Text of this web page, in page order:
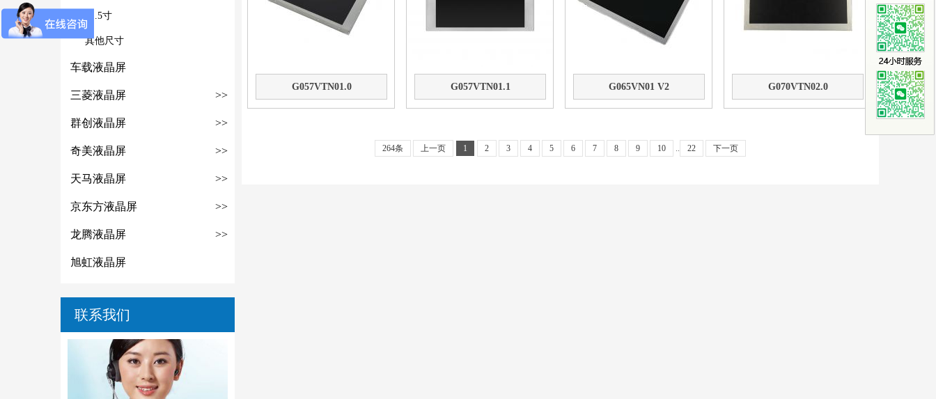
21.5寸
其他尺寸
车载液晶屏
三菱液晶屏 >>
群创液晶屏 >>
奇美液晶屏 >>
天马液晶屏 >>
京东方液晶屏 >>
龙腾液晶屏 >>
旭虹液晶屏
联系我们
G057VTN01.0 G057VTN01.1 G065VN01 V2 G070VTN02.0
264条 上一页 1 2 3 4 5 6 7 8 9 10 .. 22 下一页